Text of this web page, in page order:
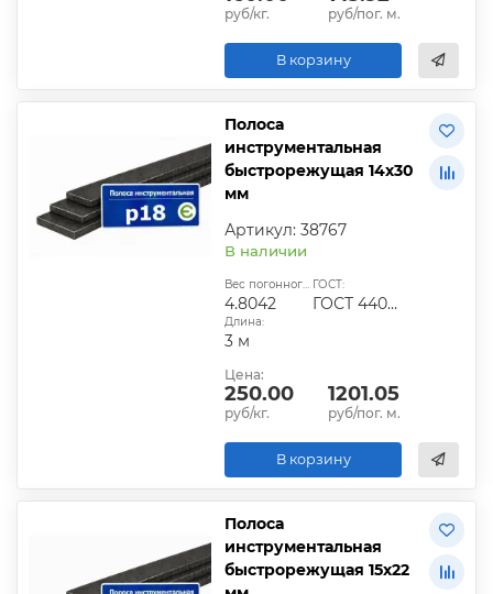
руб/кг. руб/пог. м.
В корзину
Полоса
инструментальная
быстрорежущая 14х30
мм
Артикул: 38767
В наличии
Вес погонного метра, кг:
4.8042
ГОСТ:
ГОСТ 4405-75
Длина:
3 м
Цена:
250.00
руб/кг.
1201.05
руб/пог. м.
В корзину
Полоса
инструментальная
быстрорежущая 15х22